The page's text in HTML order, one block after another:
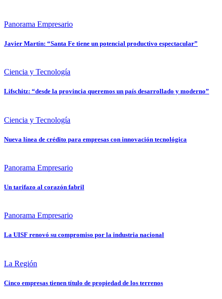
Panorama Empresario
Javier Martín: “Santa Fe tiene un potencial productivo espectacular”
Ciencia y Tecnología
Lifschitz: “desde la provincia queremos un país desarrollado y moderno”
Ciencia y Tecnología
Nueva línea de crédito para empresas con innovación tecnológica
Panorama Empresario
Un tarifazo al corazón fabril
Panorama Empresario
La UISF renovó su compromiso por la industria nacional
La Región
Cinco empresas tienen título de propiedad de los terrenos